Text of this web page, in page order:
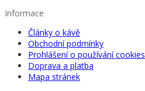
Informace
Články o kávě
Obchodní podmínky
Prohlášení o používání cookies
Doprava a platba
Mapa stránek